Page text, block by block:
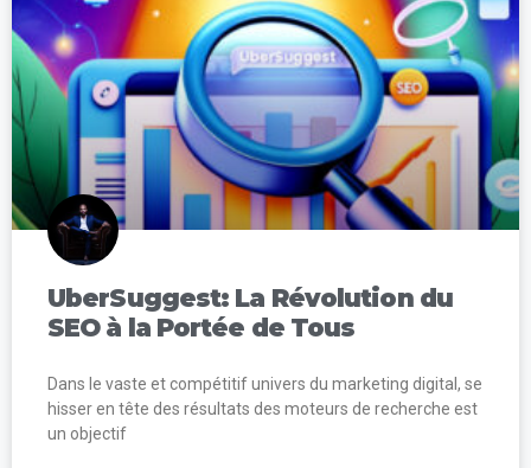
UberSuggest: La Révolution du
SEO à la Portée de Tous
Dans le vaste et compétitif univers du marketing digital, se
hisser en tête des résultats des moteurs de recherche est
un objectif